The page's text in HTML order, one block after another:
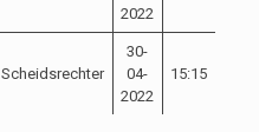
2022
Scheidsrechter
30-
04-
2022
15:15